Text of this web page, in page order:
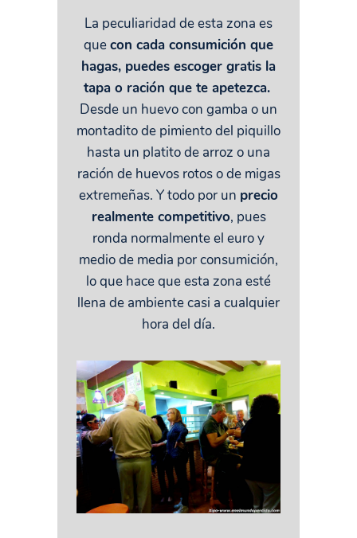
La peculiaridad de esta zona es
quecon cada consumición que
hagas, puedes escoger gratis la
tapa o ración que te apetezca.
Desde un huevo con gamba o un
montadito de pimiento del piquillo
hasta un platito de arroz o una
ración de huevos rotos o de migas
extremeñas. Y todo por un precio
realmente competitivo, pues
ronda normalmente el euro y
medio de media por consumición,
lo que hace que esta zona esté
llena de ambiente casi a cualquier
hora del día.